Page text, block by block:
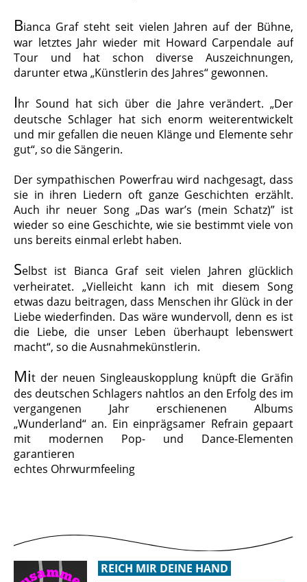
Bianca Graf steht seit vielen Jahren auf der Bühne,
war letztes Jahr wieder mit Howard Carpendale auf
Tour und hat schon diverse Auszeichnungen,
darunter etwa „Künstlerin des Jahres“ gewonnen.
Ihr Sound hat sich über die Jahre verändert. „Der
deutsche Schlager hat sich enorm weiterentwickelt
und mir gefallen die neuen Klänge und Elemente sehr
gut“, so die Sängerin.
Der sympathischen Powerfrau wird nachgesagt, dass
sie in ihren Liedern oft ganze Geschichten erzählt.
Auch ihr neuer Song „Das war’s (mein Schatz)” ist
wieder so eine Geschichte, wie sie bestimmt viele von
uns bereits einmal erlebt haben.
Selbst ist Bianca Graf seit vielen Jahren glücklich
verheiratet. „Vielleicht kann ich mit diesem Song
etwas dazu beitragen, dass Menschen ihr Glück in der
Liebe wiederfinden. Das wäre wundervoll, denn es ist
die Liebe, die unser Leben überhaupt lebenswert
macht“, so die Ausnahmekünstlerin.
Mit der neuen Singleauskopplung knüpft die Gräfin
des deutschen Schlagers nahtlos an den Erfolg des im
vergangenen Jahr erschienenen Albums
„Wunderland“ an. Ein einprägsamer Refrain gepaart
mit modernen Pop- und Dance-Elementen
garantieren
echtes Ohrwurmfeeling
REICH MIR DEINE HAND